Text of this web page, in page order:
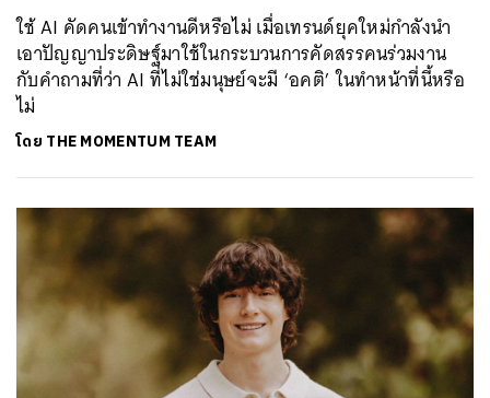
ใช้ AI คัดคนเข้าทำงานดีหรือไม่ เมื่อเทรนด์ยุคใหม่กำลังนำ
เอาปัญญาประดิษฐ์มาใช้ในกระบวนการคัดสรรคนร่วมงาน
กับคำถามที่ว่า AI ที่ไม่ใช่มนุษย์จะมี ‘อคติ’ ในทำหน้าที่นี้หรือ
ไม่
โดย THE MOMENTUM TEAM